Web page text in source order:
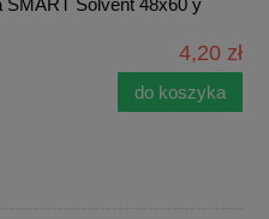
4,20 zł
do koszyka